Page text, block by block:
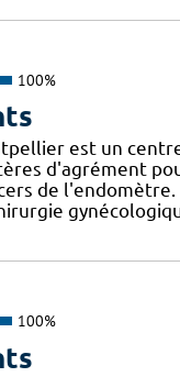
100%
est un
d'agrément
de l'endomètre.
100%